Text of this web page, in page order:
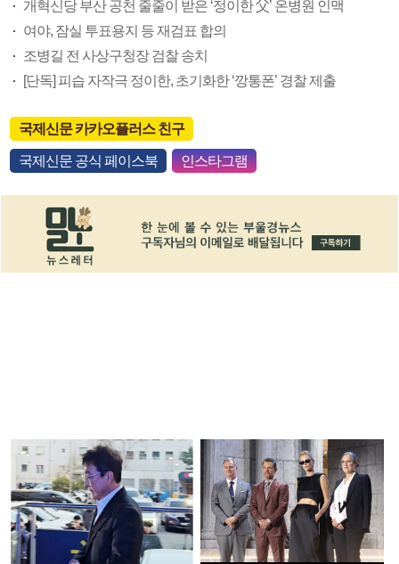
개혁신당 부산 공천 줄줄이 받은 ‘정이한 父’ 온병원 인맥
여야, 잠실 투표용지 등 재검표 합의
조병길 전 사상구청장 검찰 송치
[단독] 피습 자작극 정이한, 초기화한 ‘깡통폰’ 경찰 제출
국제신문 카카오플러스 친구
국제신문 공식 페이스북 인스타그램